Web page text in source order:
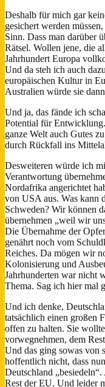
Deshalb für mich gar
gesichert werden
Sinn. Dass man darüber
Rätsel. Wollen jene, die
Jahrhundert Europa
Und da steh ich auch
europäischen Kultur in
Australien würde sie
Und ja, das fände ich
Potential für
ganze Welt auch Gutes
durch Rückfall ins
Desweiteren würde ich
Verantwortung
Nordafrika angerichtet
von USA aus. Was kann
Schweden? Wir können
übernehmen „weil wir
Die Übernahme der
genährt noch vom
Reiches. Da mögen wir
Kolonisierung und
Jahrhunderten war nicht
Thema. Sag ich hier mal
Und ich denke,
tatsächlich einen großen
offen zu halten. Sie
vorwegnehmen, dem
Und das ging sowas von
hoffentlich nicht, dass
Deutschland
Rest der EU. Und leider